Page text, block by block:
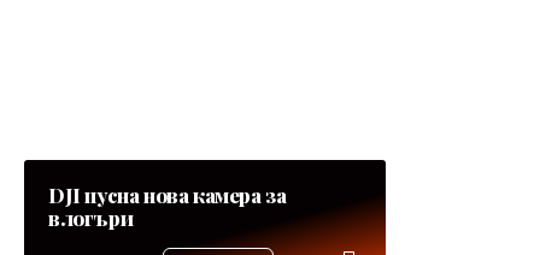
DJI пусна нова камера за
влогъри